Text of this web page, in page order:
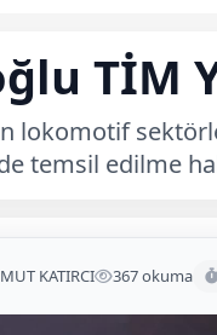
TİM
lokomotif
temsil edilme
KATIRCI 367 okuma